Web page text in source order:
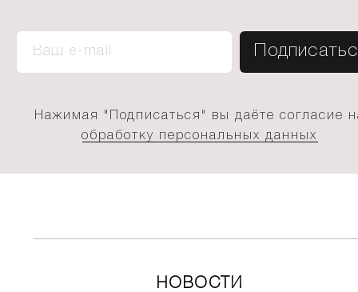
Нажимая "Подписаться" вы даёте согласие
обработку персональных данных
НОВОСТИ